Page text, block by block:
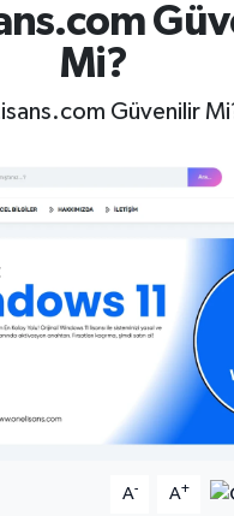
Mi?
Güvenilir
A- A+